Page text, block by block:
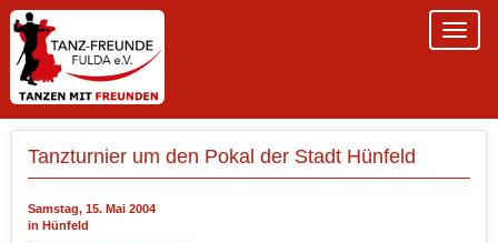
Tanzturnier um den Pokal der Stadt Hünfeld
Samstag, 15. Mai 2004
in Hünfeld